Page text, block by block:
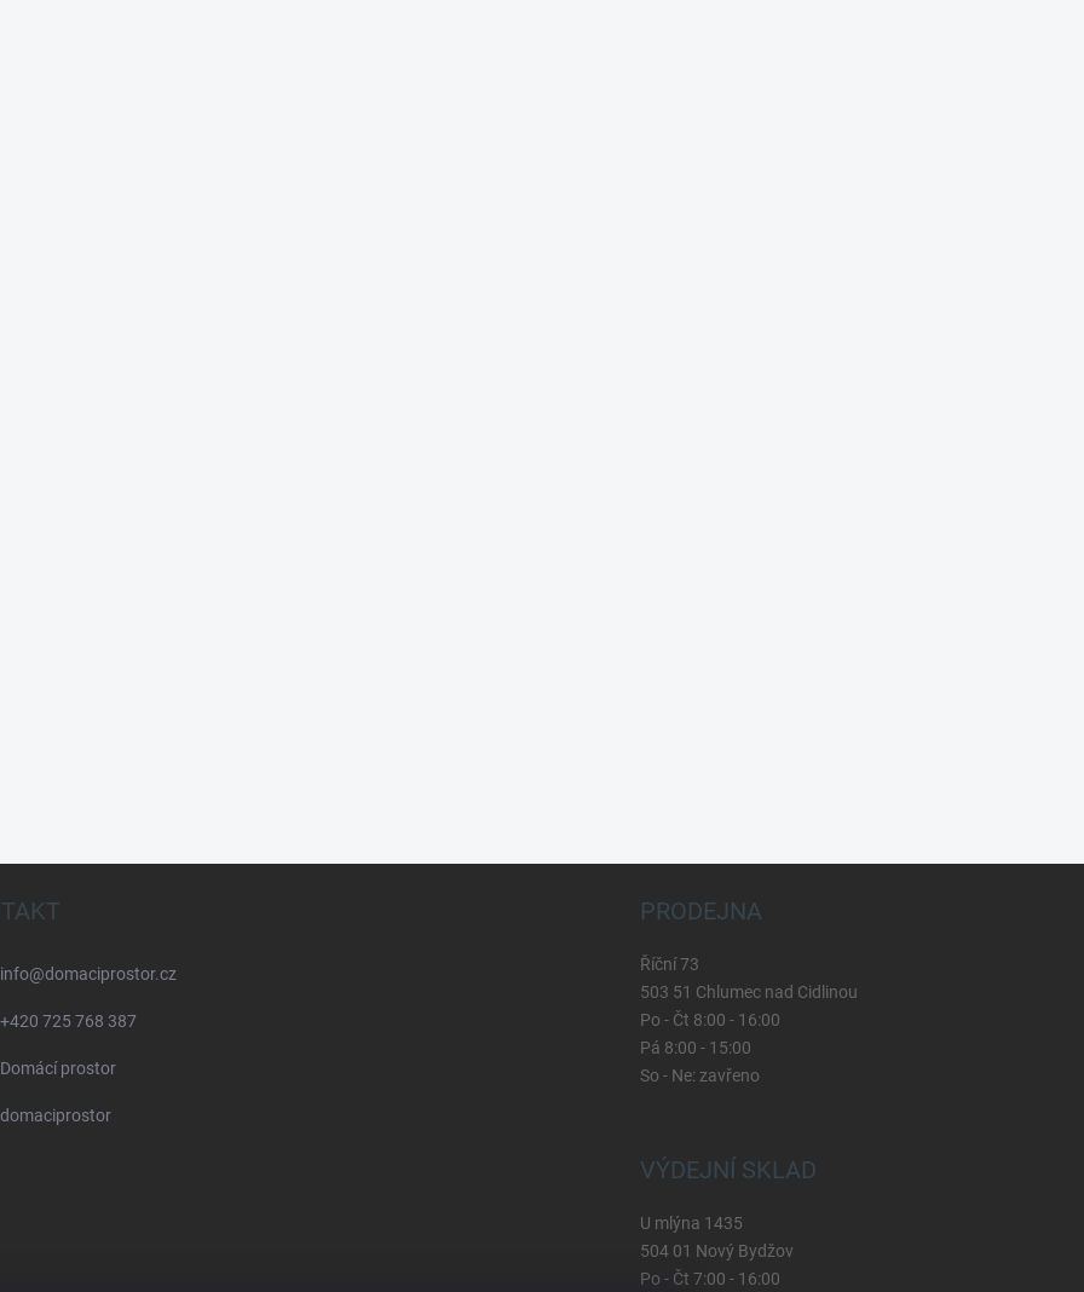
info@domaciprostor.cz
+420 725 768 387
Domácí prostor
domaciprostor
PRODEJNA
Říční 73
503 51 Chlumec nad Cidlinou
Po - Čt 8:00 - 16:00
Pá 8:00 - 15:00
So - Ne: zavřeno
VÝDEJNÍ SKLAD
U mlýna 1435
504 01 Nový Bydžov
Po - Čt 7:00 - 16:00